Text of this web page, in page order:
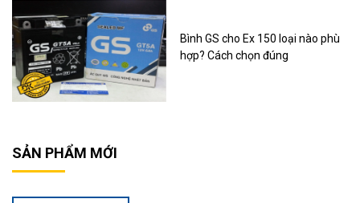
Bình GS cho Ex 150 loại nào phù
hợp? Cách chọn đúng
SẢN PHẨM MỚI